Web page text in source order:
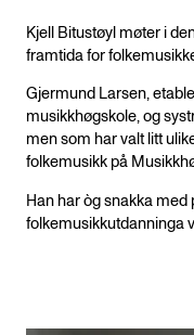
Kjell Bitustøyl møter i
framtida for
Gjermund Larsen,
musikkhøgskole, og
men som har valt litt
folkemusikk på
Han har òg snakka
folkemusikkutdanninga